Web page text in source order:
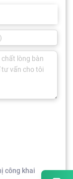
công khai